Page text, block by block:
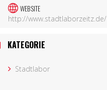
WEBSITE
http://www.stadtlaborzeitz.de/
KATEGORIE
Stadtlabor